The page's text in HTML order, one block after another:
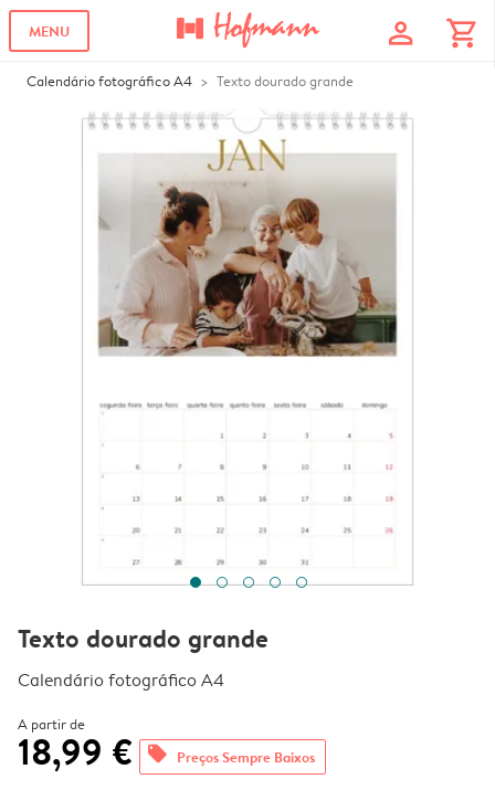
MENU profile shopping_cart
Calendário fotográfico A4 Texto dourado grande
Texto dourado grande
Calendário fotográfico A4
A partir de
18,99 € offers Preços Sempre Baixos